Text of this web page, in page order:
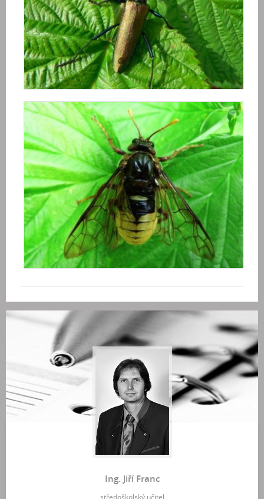
Ing. Jiří Franc
středoškolský učitel